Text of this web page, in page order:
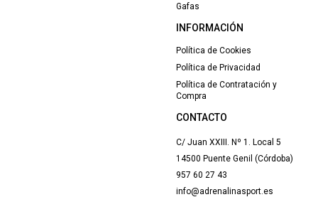
Gafas
INFORMACIÓN
Política de Cookies
Política de Privacidad
Política de Contratación y
Compra
CONTACTO
C/ Juan XXIII. Nº 1. Local 5
14500 Puente Genil (Córdoba)
957 60 27 43
info@adrenalinasport.es